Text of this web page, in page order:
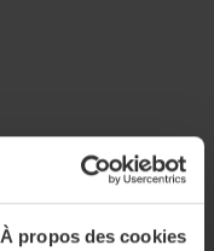
À propos des cookies